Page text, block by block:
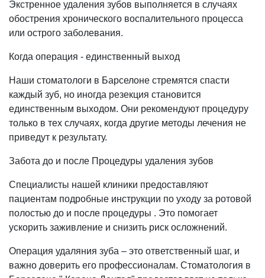
Экстренное удаления зубов выполняется в случаях
обострения хронического воспалительного процесса
или острого заболевания.
Когда операция - единственный выход
Наши стоматологи в Барселоне стремятся спасти
каждый зуб, но иногда резекция становится
единственным выходом. Они рекомендуют процедуру
только в тех случаях, когда другие методы лечения не
приведут к результату.
Забота до и после Процедуры удаления зубов
Специалисты нашей клиники предоставляют
пациентам подробные инструкции по уходу за ротовой
полостью до и после процедуры . Это помогает
ускорить заживление и снизить риск осложнений.
Операция удаляния зуба – это ответственный шаг, и
важно доверить его профессионалам. Стоматология в